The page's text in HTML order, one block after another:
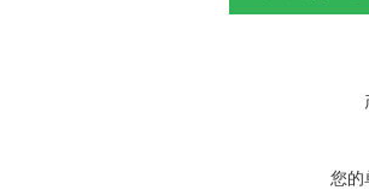
您的